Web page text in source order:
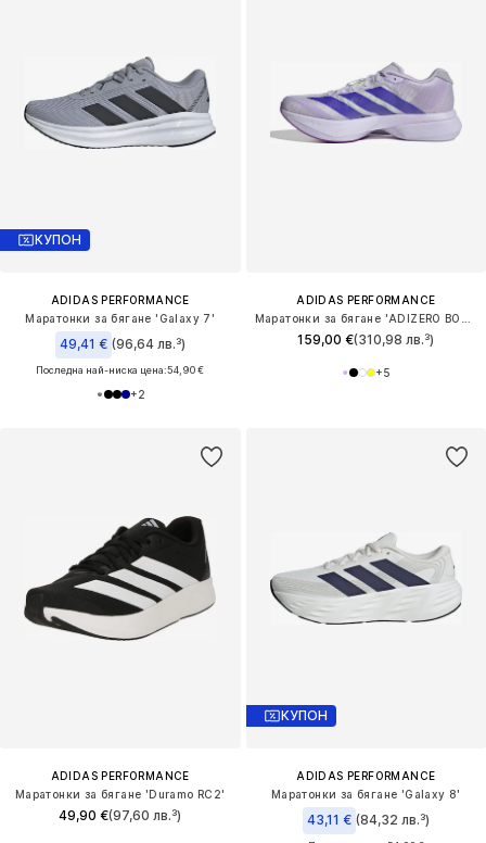
КУПОН
ADIDAS PERFORMANCE
Маратонки за бягане 'Galaxy 7'
49,41 € (96,64 лв.³)
Последна най-ниска цена:54,90 €
+2
ADIDAS PERFORMANCE
159,00 €(310,98 лв.³)
+5
ADIDAS PERFORMANCE
Маратонки за бягане 'Duramo RC2'
49,90 €(97,60 лв.³)
КУПОН
ADIDAS PERFORMANCE
Маратонки за бягане 'Galaxy 8'
43,11 € (84,32 лв.³)